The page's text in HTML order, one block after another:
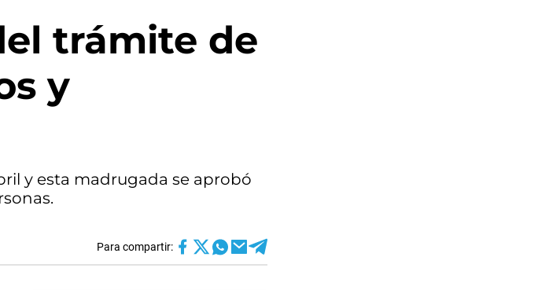
trámite de
y
y esta madrugada se aprobó
Para compartir: